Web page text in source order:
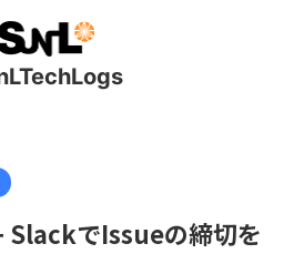
でIssueの締切を